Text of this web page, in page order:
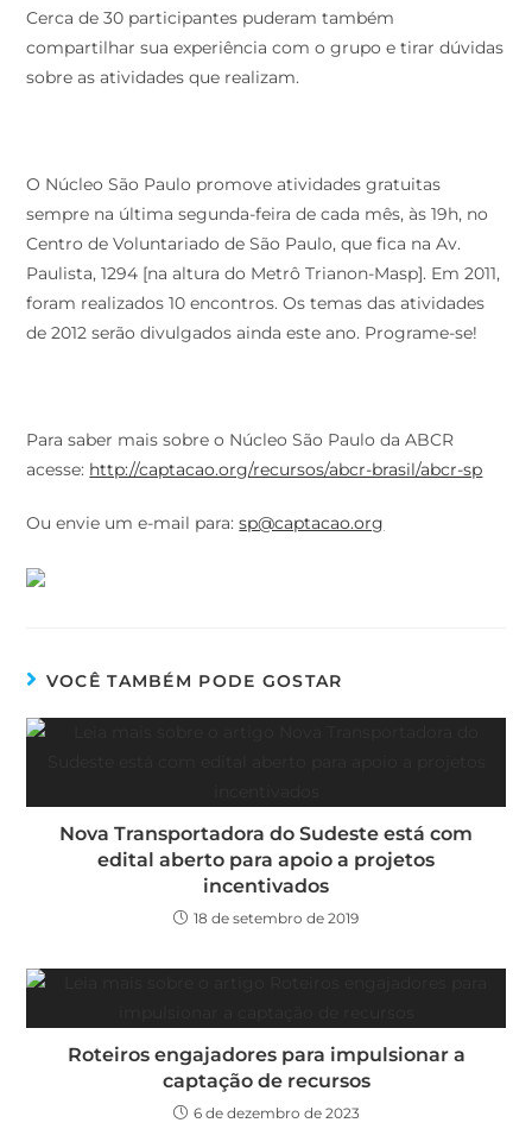
Cerca de 30 participantes puderam também
compartilhar sua experiência com o grupo e tirar dúvidas
sobre as atividades que realizam.
O Núcleo São Paulo promove atividades gratuitas
sempre na última segunda-feira de cada mês, às 19h, no
Centro de Voluntariado de São Paulo, que fica na Av.
Paulista, 1294 [na altura do Metrô Trianon-Masp]. Em 2011,
foram realizados 10 encontros. Os temas das atividades
de 2012 serão divulgados ainda este ano. Programe-se!
Para saber mais sobre o Núcleo São Paulo da ABCR
acesse: http://captacao.org/recursos/abcr-brasil/abcr-sp
Ou envie um e-mail para:sp@captacao.org
VOCÊ TAMBÉM PODE GOSTAR
Nova Transportadora do Sudeste está com
edital aberto para apoio a projetos
incentivados
18 de setembro de 2019
Roteiros engajadores para impulsionar a
captação de recursos
6 de dezembro de 2023